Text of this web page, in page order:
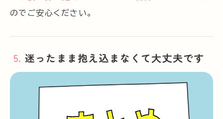
のでご安心ください。
迷ったまま抱え込まなくて大丈夫です